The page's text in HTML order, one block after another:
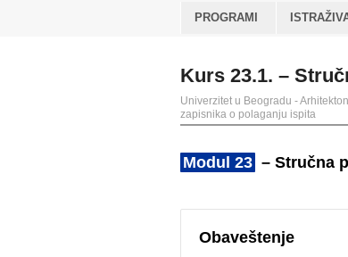
PROGRAMI
Kurs 23.1. –
Univerzitet u Beogradu -
zapisnika o polaganju ispita
Modul 23 – Stručna
Obaveštenje